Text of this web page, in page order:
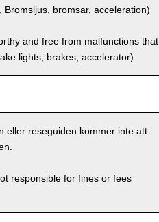
bromsar, acceleration)
and free from malfunctions that
lights, brakes, accelerator).
eller reseguiden kommer inte att
responsible for fines or fees